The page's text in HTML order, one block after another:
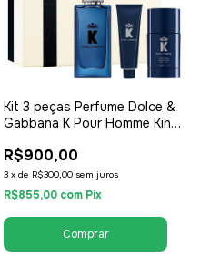
Kit 3 peças Perfume Dolce &
Gabbana K Pour Homme King
+ Shower Gel + Desodorante
- EDT Eau de Toilette -
Masculino
R$900,00
3 x de R$300,00 sem juros
R$855,00 com Pix